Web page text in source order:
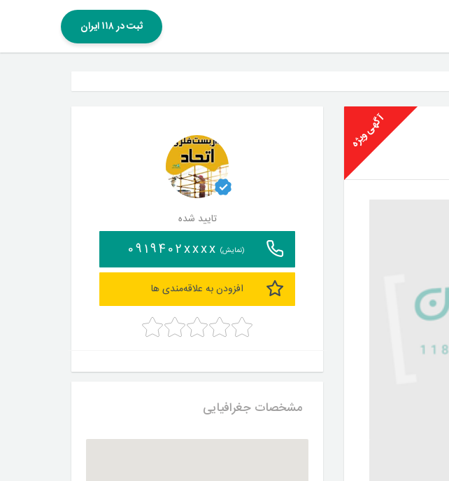
ثبت در ۱۱۸ ایران
آگهی ویژه
تایید شده
(نمایش) 0919402xxxx
افزودن به علاقه‌مندی ها
مشخصات جغرافیایی